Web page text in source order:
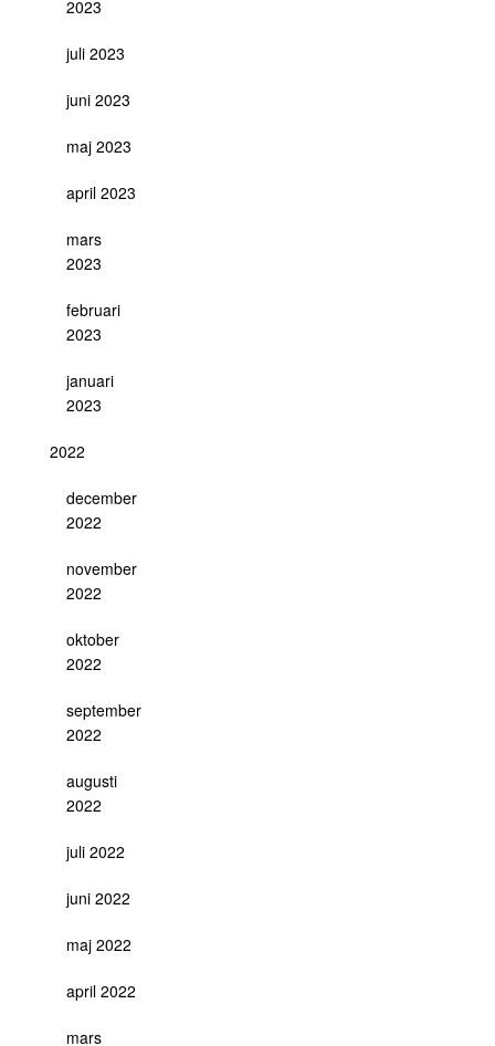
2023
juli 2023
juni 2023
maj 2023
april 2023
mars
2023
februari
2023
januari
2023
2022
december
2022
november
2022
oktober
2022
september
2022
augusti
2022
juli 2022
juni 2022
maj 2022
april 2022
mars